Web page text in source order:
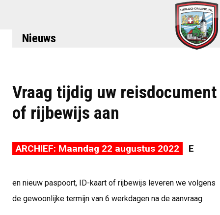
Nieuws
Vraag tijdig uw reisdocument
of rijbewijs aan
ARCHIEF: Maandag 22 augustus 2022 E
en nieuw paspoort, ID-kaart of rijbewijs leveren we volgens
de gewoonlijke termijn van 6 werkdagen na de aanvraag.